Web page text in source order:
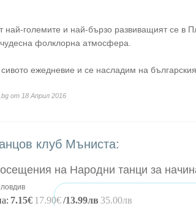
най-големите и най-бързо развиващият се в
фолклорна атмосфера.
ежедневие и се насладим на
от 18 Април 2016
клуб Мъниста:
на Народни танци за
7.15€ 17.90€/13.99лв 35.00лв